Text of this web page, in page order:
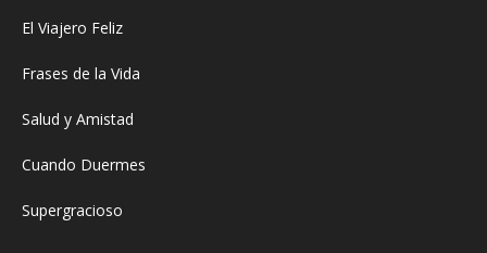
El Viajero Feliz
Frases de la Vida
Salud y Amistad
Cuando Duermes
Supergracioso